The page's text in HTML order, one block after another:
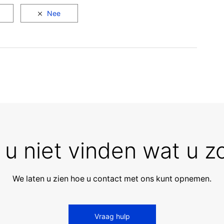
niet vinden wat u
We laten u zien hoe u contact met ons kunt opnemen.
Vraag hulp